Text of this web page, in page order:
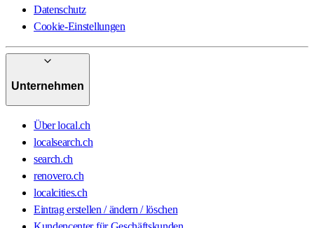
Datenschutz
Cookie-Einstellungen
Unternehmen
Über local.ch
localsearch.ch
search.ch
renovero.ch
localcities.ch
Eintrag erstellen / ändern / löschen